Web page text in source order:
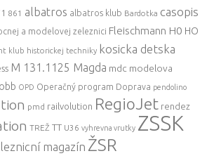
861 albatros albatros klub Bardotka casopis
a modelovej zeleznici Fleischmann H0 HO
klub historickej techniky kosicka detska
M 131.1125 Magda mdc modelova
obb OPD Operačný program Doprava pendolino
pmd railvolution RegioJet rendez
TREŽ TT U36 vyhrevna vrutky ZSSK
magazín ŽSR